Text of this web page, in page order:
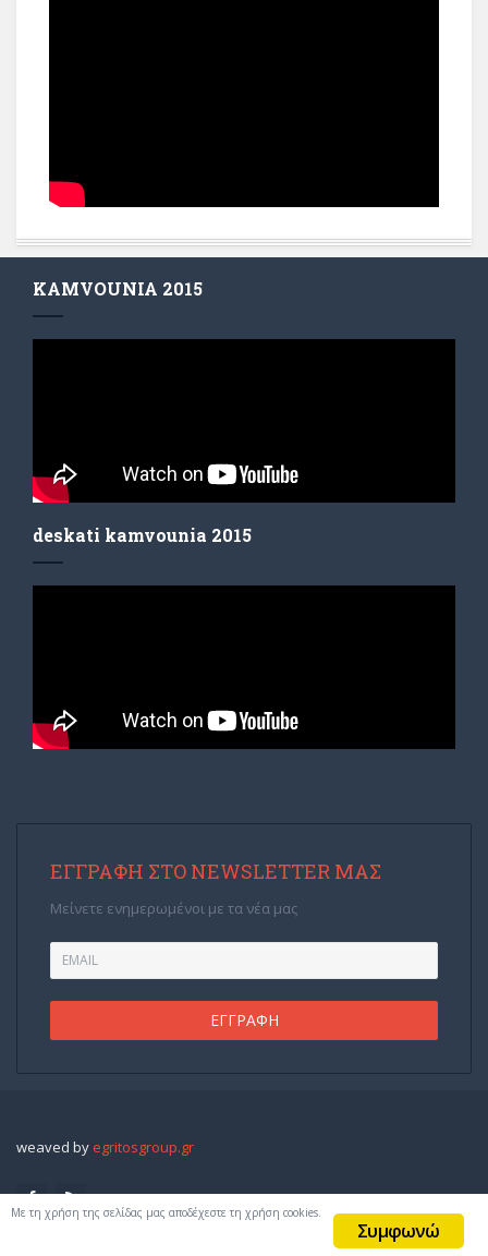
KAMVOUNIA 2015
deskati kamvounia 2015
ΕΓΓΡΑΦΉ ΣΤΟ NEWSLETTER ΜΑΣ
Μείνετε ενημερωμένοι με τα νέα μας
weaved by egritosgroup.gr
Συμφωνώ
Με τη χρήση της σελίδας μας αποδέχεστε τη χρήση cookies.